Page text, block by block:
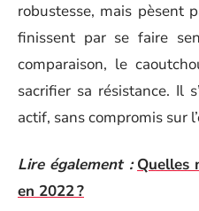
robustesse, mais pèsent
finissent par se faire
comparaison, le
sacrifier sa résistance. Il
actif, sans compromis sur
Lire également : Quelles
en 2022 ?